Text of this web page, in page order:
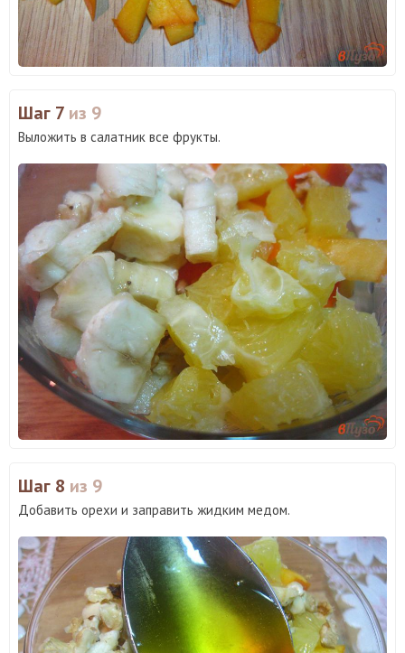
Шаг 7 из 9
Выложить в салатник все фрукты.
Шаг 8 из 9
Добавить орехи и заправить жидким медом.